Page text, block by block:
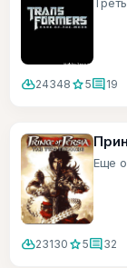
cloud_download24348 star5comment19
Еще
cloud_download23130 star5comment32